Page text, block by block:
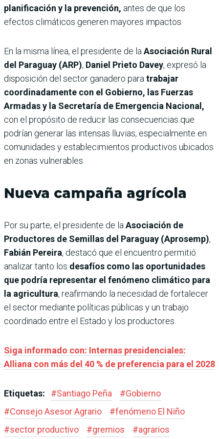
planificación y la prevención, antes de que los
efectos climáticos generen mayores impactos.
En la misma línea, el presidente de la Asociación Rural
del Paraguay (ARP), Daniel Prieto Davey, expresó la
disposición del sector ganadero para trabajar
coordinadamente con el Gobierno, las Fuerzas
Armadas y la Secretaría de Emergencia Nacional,
con el propósito de reducir las consecuencias que
podrían generar las intensas lluvias, especialmente en
comunidades y establecimientos productivos ubicados
en zonas vulnerables.
Nueva campaña agrícola
Por su parte, el presidente de la Asociación de
Productores de Semillas del Paraguay (Aprosemp),
Fabián Pereira, destacó que el encuentro permitió
analizar tanto los desafíos como las oportunidades
que podría representar el fenómeno climático para
la agricultura, reafirmando la necesidad de fortalecer
el sector mediante políticas públicas y un trabajo
coordinado entre el Estado y los productores.
Siga informado con: Internas presidenciales:
Alliana con más del 40 % de preferencia para el 2028
Etiquetas: #Santiago Peña #Gobierno
#Consejo Asesor Agrario #fenómeno El Niño
#sector productivo #gremios #agrarios